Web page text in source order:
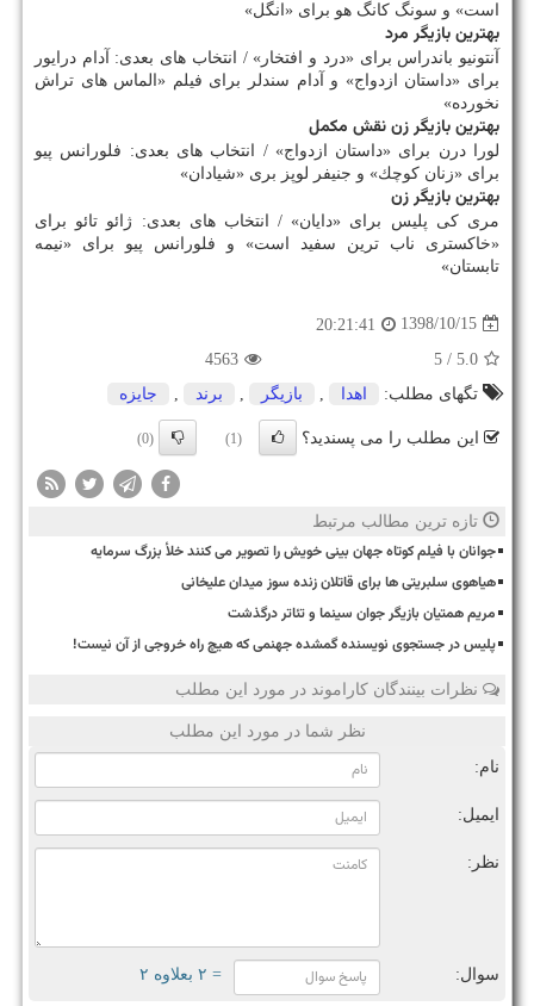
است» و سونگ كانگ هو برای «انگل»
بهترین بازیگر مرد
آنتونیو باندراس برای «درد و افتخار» / انتخاب های بعدی: آدام درایور
برای «داستان ازدواج» و آدام سندلر برای فیلم «الماس های تراش
نخورده»
بهترین بازیگر زن نقش مكمل
لورا درن برای «داستان ازدواج» / انتخاب های بعدی: فلورانس پیو
برای «زنان كوچك» و جنیفر لوپز بری «شیادان»
بهترین بازیگر زن
مری كی پلیس برای «دایان» / انتخاب های بعدی: ژائو تائو برای
«خاكستری ناب ترین سفید است» و فلورانس پیو برای «نیمه
تابستان»
1398/10/15
20:21:41
5.0
/ 5
4563
تگهای مطلب:
اهدا , بازیگر , برند , جایزه
این مطلب را می پسندید؟ (1)
(0)
تازه ترین مطالب مرتبط
جوانان با فیلم کوتاه جهان بینی خویش را تصویر می کنند خلأ بزرگ سرمایه
هیاهوی سلبریتی ها برای قاتلان زنده سوز میدان علیخانی
مریم همتیان بازیگر جوان سینما و تئاتر درگذشت
پلیس در جستجوی نویسنده گمشده جهنمی که هیچ راه خروجی از آن نیست!
نظرات بینندگان کاراموند در مورد این مطلب
نظر شما در مورد این مطلب
نام:
ایمیل:
نظر:
سوال: = ۲ بعلاوه ۲